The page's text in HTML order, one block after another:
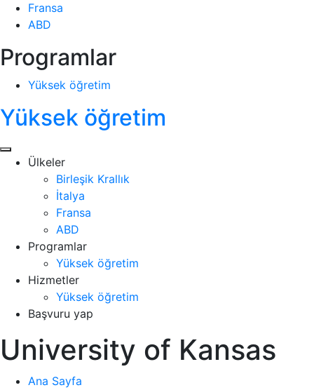
Fransa
ABD
Programlar
Yüksek öğretim
Yüksek öğretim
Ülkeler
Birleşik Krallık
İtalya
Fransa
ABD
Programlar
Yüksek öğretim
Hizmetler
Yüksek öğretim
Başvuru yap
University of Kansas
Ana Sayfa